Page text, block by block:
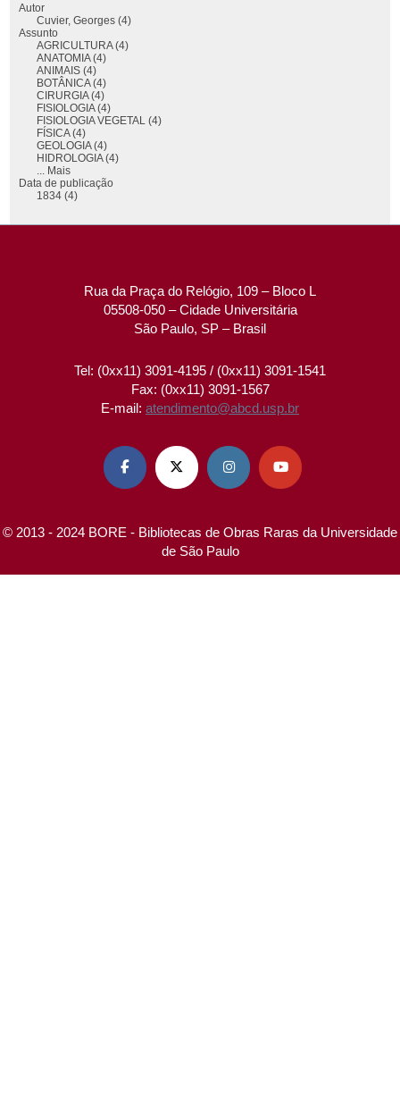
Autor
Cuvier, Georges (4)
Assunto
AGRICULTURA (4)
ANATOMIA (4)
ANIMAIS (4)
BOTÂNICA (4)
CIRURGIA (4)
FISIOLOGIA (4)
FISIOLOGIA VEGETAL (4)
FÍSICA (4)
GEOLOGIA (4)
HIDROLOGIA (4)
... Mais
Data de publicação
1834 (4)
Rua da Praça do Relógio, 109 – Bloco L
05508-050 – Cidade Universitária
São Paulo, SP – Brasil
Tel: (0xx11) 3091-4195 / (0xx11) 3091-1541
Fax: (0xx11) 3091-1567
E-mail: atendimento@abcd.usp.br
   
© 2013 - 2024 BORE - Bibliotecas de Obras Raras da Universidade
de São Paulo